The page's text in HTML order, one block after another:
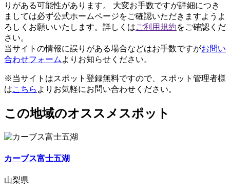
りがある可能性があります。 大変お手数ですが詳細につき
ましては必ず公式ホームページをご確認いただきますようよ
ろしくお願いいたします。詳しくはご利用規約をご確認くだ
さい。
当サイトの情報に誤りがある場合などはお手数ですがお問い
合わせフォーム よりお知らせください。
※当サイトはスポット登録無料ですので、スポット管理者様
はこちら よりお気軽にお問い合わせください。
この地域のオススメスポット
カーブス富士五湖
山梨県